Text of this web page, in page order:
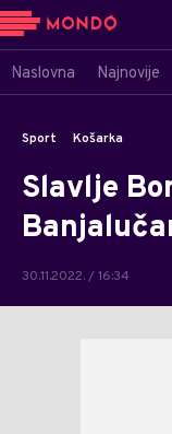
Naslovna Najnovije
Sport Košarka
Slavlje
30.11.2022. / 16:34